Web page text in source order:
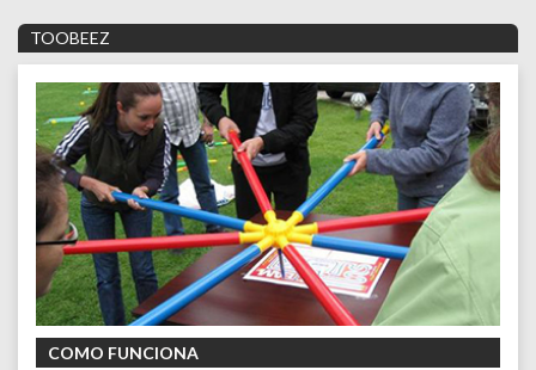
TOOBEEZ
COMO FUNCIONA